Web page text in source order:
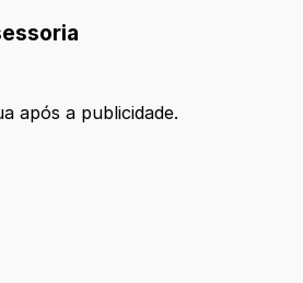
após a publicidade.